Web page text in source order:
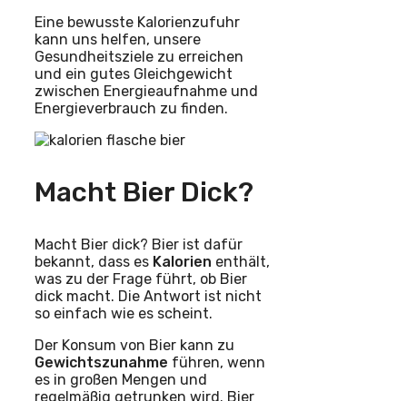
Eine bewusste Kalorienzufuhr
kann uns helfen, unsere
Gesundheitsziele zu erreichen
und ein gutes Gleichgewicht
zwischen Energieaufnahme und
Energieverbrauch zu finden.
Macht Bier Dick?
Macht Bier dick? Bier ist dafür
bekannt, dass es Kalorien enthält,
was zu der Frage führt, ob Bier
dick macht. Die Antwort ist nicht
so einfach wie es scheint.
Der Konsum von Bier kann zu
Gewichtszunahme führen, wenn
es in großen Mengen und
regelmäßig getrunken wird. Bier